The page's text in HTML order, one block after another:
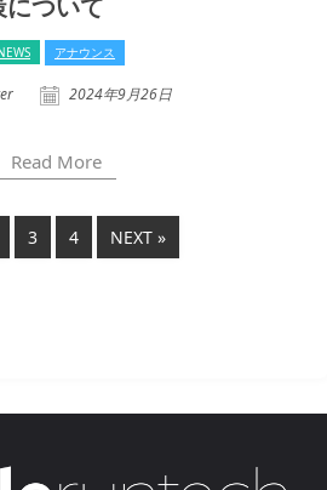
について
アナウンス
2024年9月26日
Read More
3 4 NEXT »